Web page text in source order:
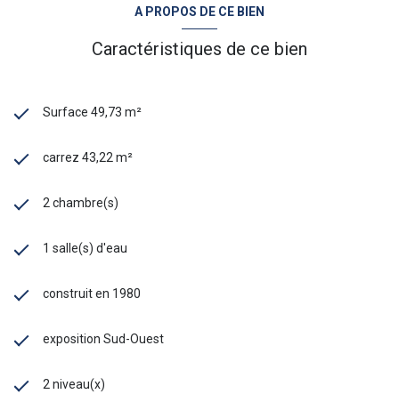
A PROPOS DE CE BIEN
Caractéristiques de ce bien
Surface 49,73 m²
carrez 43,22 m²
2 chambre(s)
1 salle(s) d'eau
construit en 1980
exposition Sud-Ouest
2 niveau(x)